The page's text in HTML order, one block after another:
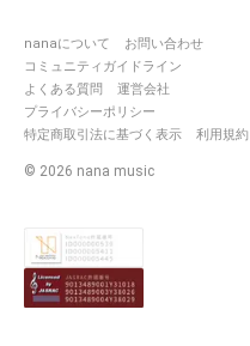
nanaについて
お問い合わせ
コミュニティガイドライン
よくある質問
運営会社
プライバシーポリシー
特定商取引法に基づく表示
利用規約
© 2026 nana music